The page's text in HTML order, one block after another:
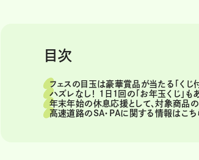
目次
フェスの目玉は豪華賞品が当たる「くじ付
ハズレなし！ 1日１回の「お年玉くじ」もあ
年末年始の休息応援として、対象商品の
高速道路のSA・PAに関する情報はこち